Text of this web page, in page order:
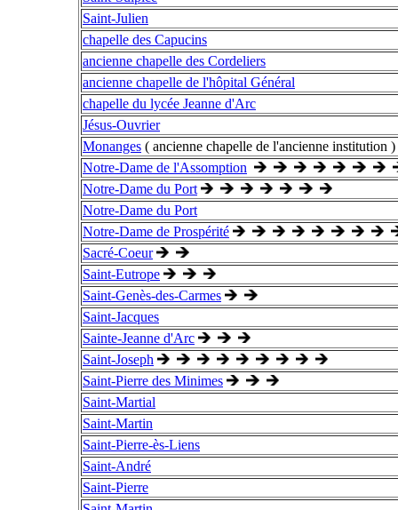
Saint-Julien
chapelle des Capucins
ancienne chapelle des Cordeliers
ancienne chapelle de l'hôpital Général
chapelle du lycée Jeanne d'Arc
Jésus-Ouvrier
Monanges ( ancienne chapelle de l'ancienne institution )
Notre-Dame de l'Assomption
Notre-Dame du Port
Notre-Dame du Port
Notre-Dame de Prospérité
Sacré-Coeur
Saint-Eutrope
Saint-Genès-des-Carmes
Saint-Jacques
Sainte-Jeanne d'Arc
Saint-Joseph
Saint-Pierre des Minimes
Saint-Martial
Saint-Martin
Saint-Pierre-ès-Liens
Saint-André
Saint-Pierre